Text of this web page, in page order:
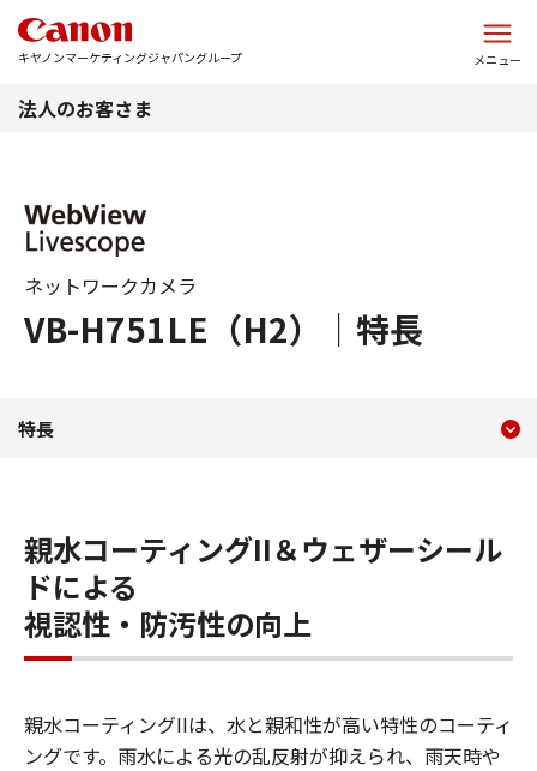
キヤノンマーケティングジャパングループ メニュー
法人のお客さま
VB-H751LE（H2）｜特長
ネットワークカメラ
特長 WebView Livescope
特長
親水コーティングII＆ウェザーシール
ドによる
視認性・防汚性の向上
親水コーティングIIは、水と親和性が高い特性のコーティ
ングです。雨水による光の乱反射が抑えられ、雨天時や